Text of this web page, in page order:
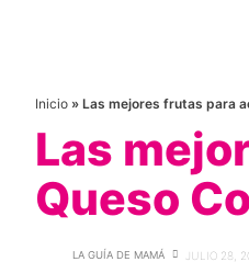
Inicio » Las mejores frutas para
Las
Queso
LA GUÍA DE MAMÁ JULIO 28,